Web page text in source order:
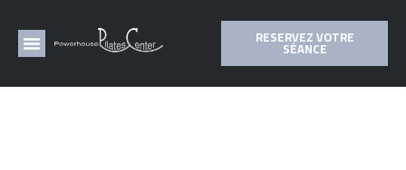
RESERVEZ VOTRE
SÉANCE